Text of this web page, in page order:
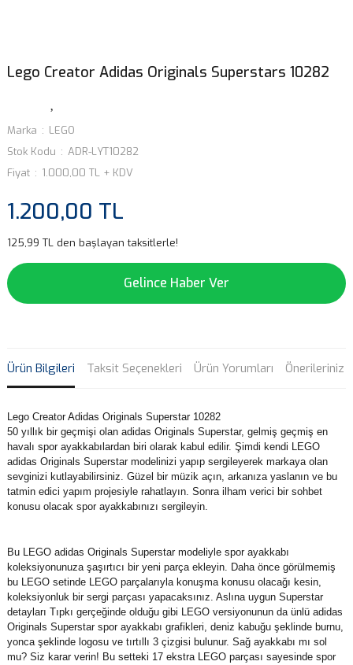
Lego Creator Adidas Originals Superstars 10282
Marka
LEGO
Stok Kodu
ADR-LYT10282
Fiyat
1.000,00 TL + KDV
1.200,00 TL
125,99 TL den başlayan taksitlerle!
Gelince Haber Ver
Ürün Bilgileri Taksit Seçenekleri Ürün Yorumları Önerileriniz
Lego Creator Adidas Originals Superstar 10282
50 yıllık bir geçmişi olan adidas Originals Superstar, gelmiş geçmiş en
havalı spor ayakkabılardan biri olarak kabul edilir. Şimdi kendi LEGO
adidas Originals Superstar modelinizi yapıp sergileyerek markaya olan
sevginizi kutlayabilirsiniz. Güzel bir müzik açın, arkanıza yaslanın ve bu
tatmin edici yapım projesiyle rahatlayın. Sonra ilham verici bir sohbet
konusu olacak spor ayakkabınızı sergileyin.
Bu LEGO adidas Originals Superstar modeliyle spor ayakkabı
koleksiyonunuza şaşırtıcı bir yeni parça ekleyin. Daha önce görülmemiş
bu LEGO setinde LEGO parçalarıyla konuşma konusu olacağı kesin,
koleksiyonluk bir sergi parçası yapacaksınız. Aslına uygun Superstar
detayları Tıpkı gerçeğinde olduğu gibi LEGO versiyonunun da ünlü adidas
Originals Superstar spor ayakkabı grafikleri, deniz kabuğu şeklinde burnu,
yonca şeklinde logosu ve tırtıllı 3 çizgisi bulunur. Sağ ayakkabı mı sol
mu? Siz karar verin! Bu setteki 17 ekstra LEGO parçası sayesinde spor